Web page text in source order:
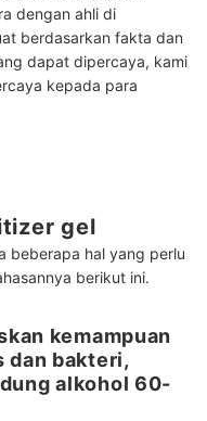
dengan ahli di
berdasarkan fakta dan
dapat dipercaya, kami
kepada para
gel
beberapa hal yang perlu
berikut ini.
kemampuan
dan bakteri,
alkohol 60-